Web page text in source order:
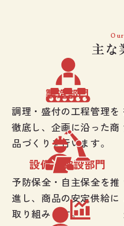
主な
製造部門
調理・盛付の工程管理を
徹底し、企画に沿った商
品づくりを行います。
設備・施設部門
予防保全・自主保全を推
進し、商品の安定供給に
取り組みます。